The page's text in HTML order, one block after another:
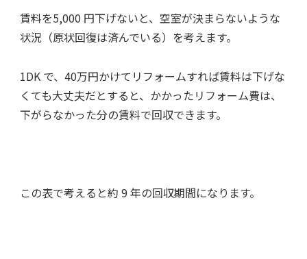
賃料を5,000 円下げないと、空室が決まらないような
状況（原状回復は済んでいる）を考えます。
1DK で、40万円かけてリフォームすれば賃料は下げな
くても大丈夫だとすると、かかったリフォーム費は、
下がらなかった分の賃料で回収できます。
この表で考えると約 9 年の回収期間になります。